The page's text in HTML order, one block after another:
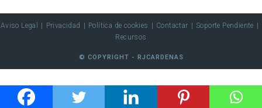
Aviso Legal Privacidad Política de cookies Contactar
Soporte Pendiente
Recursos
© COPYRIGHT - RJCARDENAS